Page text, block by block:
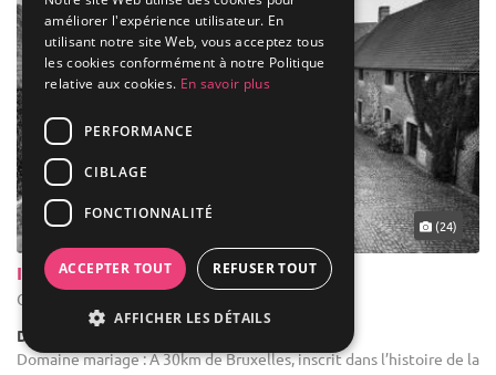
(24)
Indrani Lodge
Genappe - Brabant wallon (WBR)
Demeure de caractère / Domaine
Domaine mariage : A 30km de Bruxelles, inscrit dans l’histoire de la
améliorer l'expérience utilisateur. En
utilisant notre site Web, vous acceptez tous
les cookies conformément à notre Politique
relative aux cookies. En savoir plus
PERFORMANCE
CIBLAGE
FONCTIONNALITÉ
ACCEPTER TOUT REFUSER TOUT
AFFICHER LES DÉTAILS